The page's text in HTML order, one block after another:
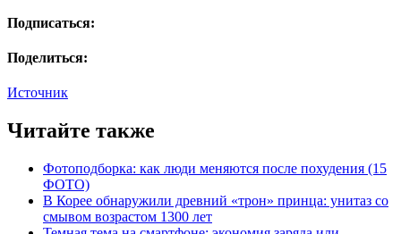
Подписаться:
Поделиться:
Источник
Читайте также
Фотоподборка: как люди меняются после похудения (15
ФОТО)
В Корее обнаружили древний «трон» принца: унитаз со
смывом возрастом 1300 лет